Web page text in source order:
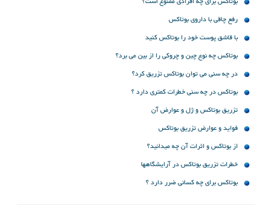
رفع چاقی با داروی بوتاکس
با قاشق پوست خود را بوتاکس کنید
بوتاکس چه نوع چین و چروکی را از بین می برد؟
در چه سنی می توان بوتاکس تزریق کرد؟
بوتاکس در چه سنی خطرات کمتری دارد ؟
تزریق بوتاکس و ژل و عوارض آن
فواید و عوارض تزریق بوتاکس
از بوتاکس و اثرات آن چه میدانید؟
خطرات تزریق بوتاکس در آرایشگاهها
بوتاکس برای چه کسانی ضرر دارد ؟